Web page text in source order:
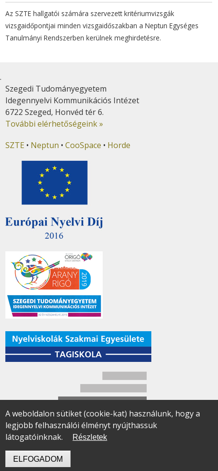
Az SZTE hallgatói számára szervezett kritériumvizsgák
vizsgaidőpontjai minden vizsgaidőszakban a Neptun Egységes
Tanulmányi Rendszerben kerülnek meghirdetésre.
.
Szegedi Tudományegyetem
Idegennyelvi Kommunikációs Intézet
6722 Szeged, Honvéd tér 6.
További elérhetőségeink »
SZTE • Neptun •CooSpace • Horde
A weboldalon sütiket (cookie-kat) használunk, hogy a
legjobb felhasználói élményt nyújthassuk
látogatóinknak.
Részletek
ELFOGADOM